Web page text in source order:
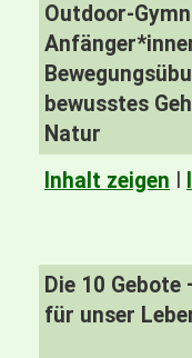
Outdoor-
bewusstes
Natur
Inhalt zeigen
Die 10 Gebote
für unser